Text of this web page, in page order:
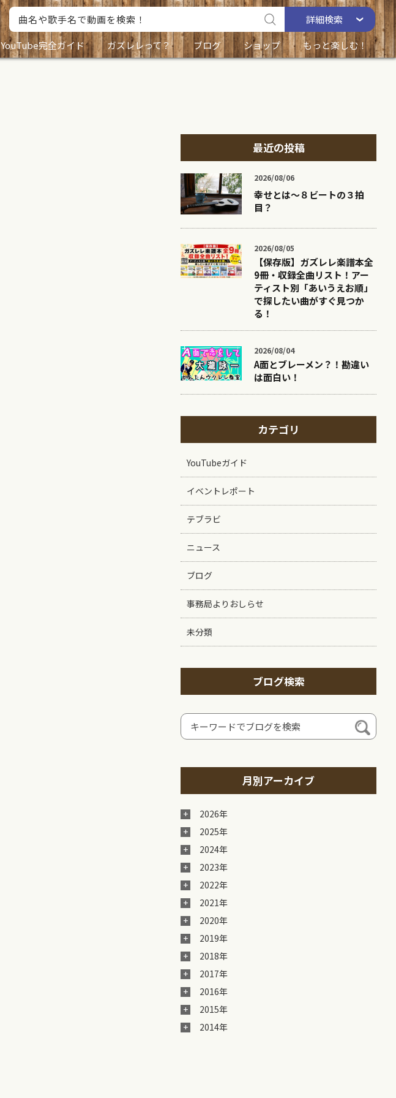
詳細検索
YouTube完全ガイド ガズレレって？ ブログ ショップ もっと楽しむ！
最近の投稿
2026/08/06
幸せとは〜８ビートの３拍
目？
2026/08/05
【保存版】ガズレレ楽譜本全
9冊・収録全曲リスト！アー
ティスト別「あいうえお順」
で探したい曲がすぐ見つか
る！
2026/08/04
A面とブレーメン？！勘違い
は面白い！
カテゴリ
YouTubeガイド
イベントレポート
テブラビ
ニュース
ブログ
事務局よりおしらせ
未分類
ブログ検索
月別アーカイブ
2026年
2025年
2024年
2023年
2022年
2021年
2020年
2019年
2018年
2017年
2016年
2015年
2014年